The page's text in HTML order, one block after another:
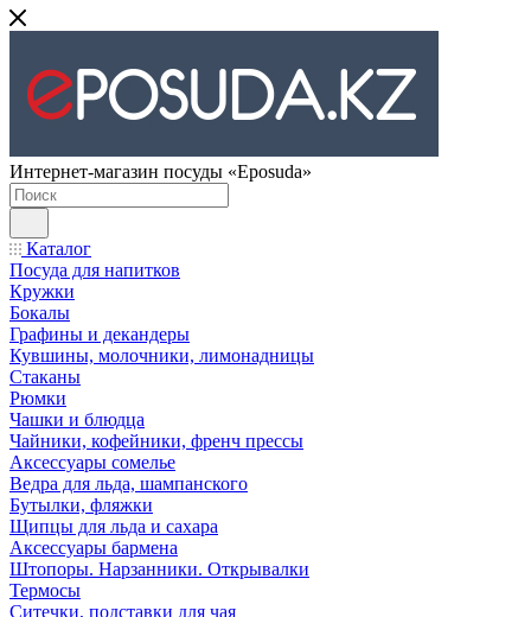
Интернет-магазин посуды «Eposuda»
Каталог
Посуда для напитков
Кружки
Бокалы
Графины и декандеры
Кувшины, молочники, лимонадницы
Стаканы
Рюмки
Чашки и блюдца
Чайники, кофейники, френч прессы
Аксессуары сомелье
Ведра для льда, шампанского
Бутылки, фляжки
Щипцы для льда и сахара
Аксессуары бармена
Штопоры. Нарзанники. Открывалки
Термосы
Ситечки, подставки для чая